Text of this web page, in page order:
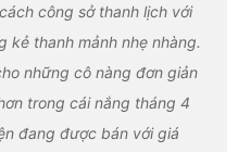
công sở thanh lịch với
kẻ thanh mảnh nhẹ nhàng.
những cô nàng đơn giản
trong cái nắng tháng 4
đang được bán với giá